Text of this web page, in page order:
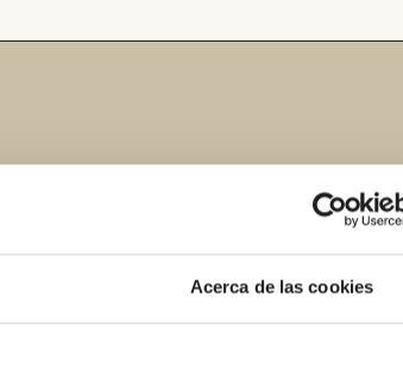
Acerca de las cookies